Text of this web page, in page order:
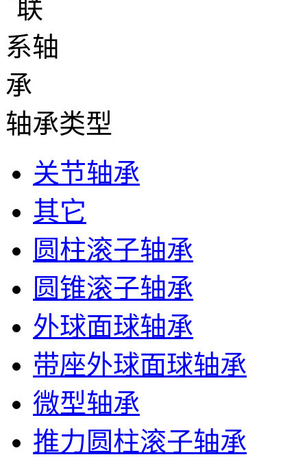
轴承类型
关节轴承
其它
圆柱滚子轴承
圆锥滚子轴承
外球面球轴承
带座外球面球轴承
微型轴承
推力圆柱滚子轴承